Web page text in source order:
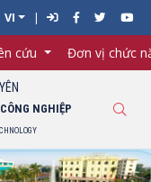
đối với từng ngành
VI
cứu Đơn vị chức
NGHIỆP